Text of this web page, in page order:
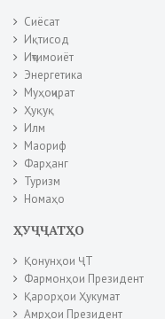
Сиёсат
Иқтисод
Иҷтимоиёт
Энергетика
Муҳоҷират
Ҳуқуқ
Илм
Маориф
Фарҳанг
Туризм
Номаҳо
ҲУҶҶАТҲО
Қонунҳои ҶТ
Фармонҳои Президент
Қарорҳои Ҳукумат
Амрҳои Президент